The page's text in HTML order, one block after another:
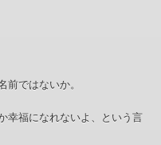
前ではないか。
幸福になれないよ、という言